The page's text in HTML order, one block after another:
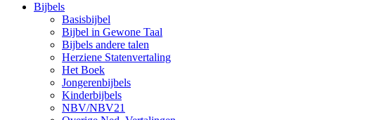
Bijbels
Basisbijbel
Bijbel in Gewone Taal
Bijbels andere talen
Herziene Statenvertaling
Het Boek
Jongerenbijbels
Kinderbijbels
NBV/NBV21